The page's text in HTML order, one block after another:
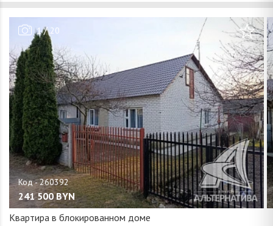
1/20
241 500 BYN
Квартира в блокированном доме